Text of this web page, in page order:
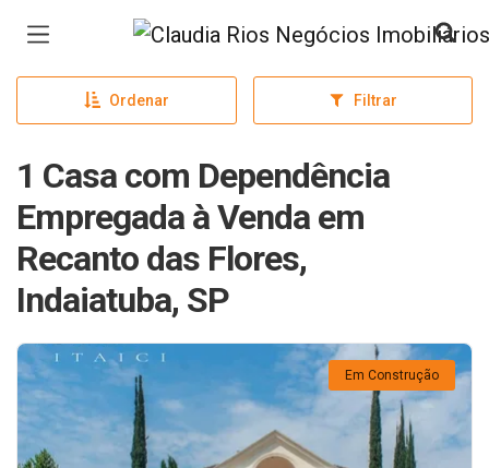
Página inicial
Ordenar Filtrar
1 Casa com Dependência
Empregada à Venda em
Recanto das Flores,
Indaiatuba, SP
Em Construção